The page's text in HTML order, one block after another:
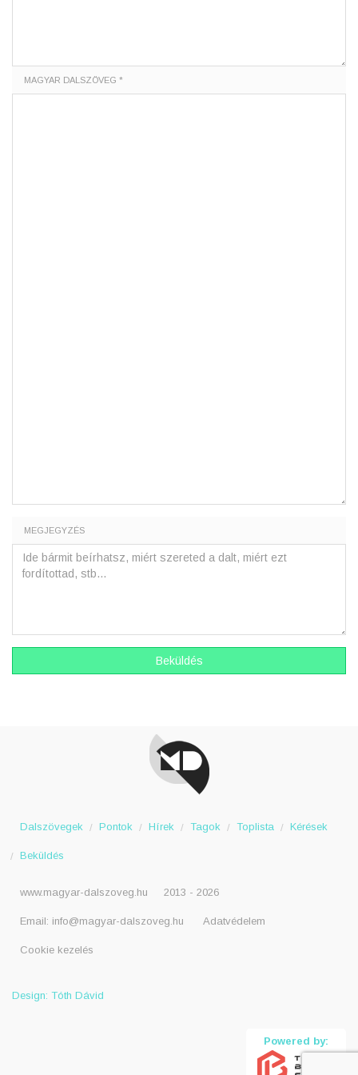
MAGYAR DALSZÖVEG *
MEGJEGYZÉS
Beküldés
Dalszövegek Pontok Hírek Tagok Toplista Kérések
Beküldés
www.magyar-dalszoveg.hu 2013 - 2026
Email: info@magyar-dalszoveg.hu Adatvédelem
Cookie kezelés
Design: Tóth Dávid
Powered by: